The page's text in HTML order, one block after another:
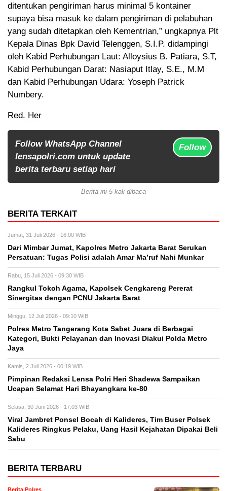
ditentukan pengiriman harus minimal 5 kontainer
supaya bisa masuk ke dalam pengiriman di pelabuhan
yang sudah ditetapkan oleh Kementrian,” ungkapnya Plt
Kepala Dinas Bpk David Telenggen, S.I.P. didampingi
oleh Kabid Perhubungan Laut: Alloysius B. Patiara, S.T,
Kabid Perhubungan Darat: Nasiaput Itlay, S.E., M.M
dan Kabid Perhubungan Udara: Yoseph Patrick
Numbery.
Red. Her
Follow WhatsApp Channel
lensapolri.com untuk update
berita terbaru setiap hari
Follow
Berita ini 5 kali dibaca
BERITA TERKAIT
Jumat, 31 Juli 2026 - 16:00 WIB
Dari Mimbar Jumat, Kapolres Metro Jakarta Barat Serukan
Persatuan: Tugas Polisi adalah Amar Ma’ruf Nahi Munkar
Rabu, 15 Juli 2026 - 09:30 WIB
Rangkul Tokoh Agama, Kapolsek Cengkareng Pererat
Sinergitas dengan PCNU Jakarta Barat
Minggu, 12 Juli 2026 - 09:10 WIB
Polres Metro Tangerang Kota Sabet Juara di Berbagai
Kategori, Bukti Pelayanan dan Inovasi Diakui Polda Metro
Jaya
Kamis, 2 Juli 2026 - 00:19 WIB
Pimpinan Redaksi Lensa Polri Heri Shadewa Sampaikan
Ucapan Selamat Hari Bhayangkara ke-80
Selasa, 30 Juni 2026 - 17:03 WIB
Viral Jambret Ponsel Bocah di Kalideres, Tim Buser Polsek
Kalideres Ringkus Pelaku, Uang Hasil Kejahatan Dipakai Beli
Sabu
BERITA TERBARU
Berita Polres